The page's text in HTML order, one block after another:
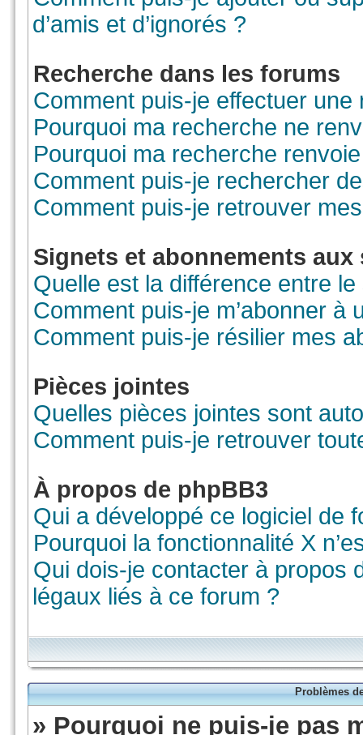
d’amis et d’ignorés ?
Recherche dans les forums
Comment puis-je effectuer
Pourquoi ma recherche ne
Pourquoi ma recherche
Comment puis-je rechercher
Comment puis-je retrouver
Signets et abonnements aux
Quelle est la différence entre
Comment puis-je m’abonner
Comment puis-je résilier mes
Pièces jointes
Quelles pièces jointes sont
Comment puis-je retrouver
À propos de phpBB3
Qui a développé ce logiciel de
Pourquoi la fonctionnalité X
Qui dois-je contacter à propos
légaux liés à ce forum ?
Problèmes
» Pourquoi ne puis-je pas